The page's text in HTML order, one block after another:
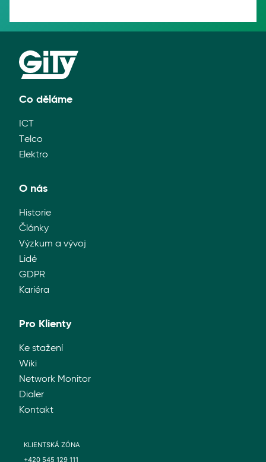
Co děláme
ICT
Telco
Elektro
O nás
Historie
Články
Výzkum a vývoj
Lidé
GDPR
Kariéra
Pro Klienty
Ke stažení
Wiki
Network Monitor
Dialer
Kontakt
KLIENTSKÁ ZÓNA
+420 545 129 111